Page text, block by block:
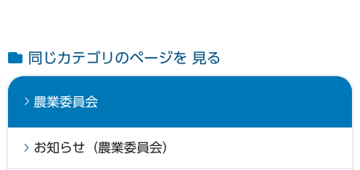
同じカテゴリのページを 見る
農業委員会
お知らせ（農業委員会）